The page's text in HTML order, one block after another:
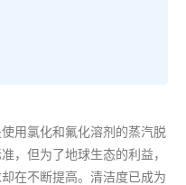
用氯化和氟化溶剂的蒸汽脱
，但为了地球生态的利益，
在不断提高。清洁度已成为